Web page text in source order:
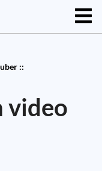
::
video